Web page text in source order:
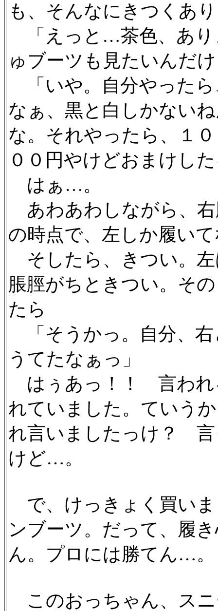
も、そんなにきつくあ
「えっと…茶色、あ
ゅブーツも見たいんだ
「いや。自分やった
なぁ、黒と白しかない
な。それやったら、１
００円やけどおまけし
はぁ…。
あわあわしながら、
の時点で、左しか履い
そしたら、きつい。
脹脛がちときつい。そ
たら
「そうかっ。自分、右
うてたなぁっ」
はぅあっ！！ 言われ
れていました。ていう
れ言いましたっけ？ 言
けど…。
で、けっきょく買い
ンブーツ。だって、履
ん。プロには勝てん…。
このおっちゃん、ス